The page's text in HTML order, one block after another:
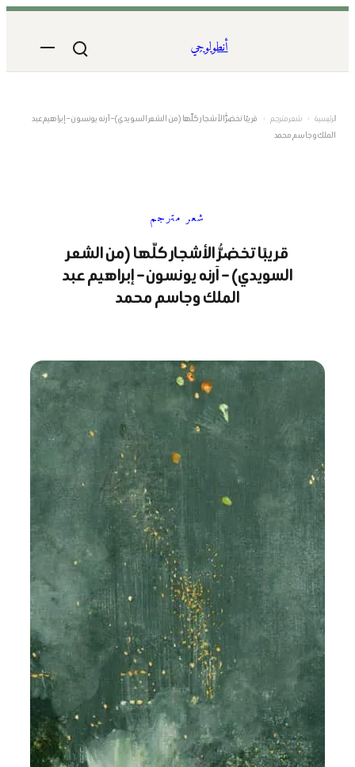
المحتوى
أنطولوجي
الرئيسية › شعر مترجم › قريبًا تخضرُّ الأشجار كلّها (من الشعر السويدي) – آرنه يونسون – إبراهيم عبد
الملك وجاسم محمد
شعر مترجم
قريبًا تخضرُّ الأشجار كلّها (من الشعر
السويدي) – آرنه يونسون – إبراهيم عبد
الملك وجاسم محمد